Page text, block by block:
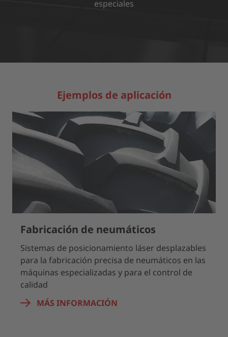
especiales
Ejemplos de aplicación
Fabricación de neumáticos
Sistemas de posicionamiento láser desplazables
para la fabricación precisa de neumáticos en las
máquinas especializadas y para el control de
calidad
MÁS INFORMACIÓN